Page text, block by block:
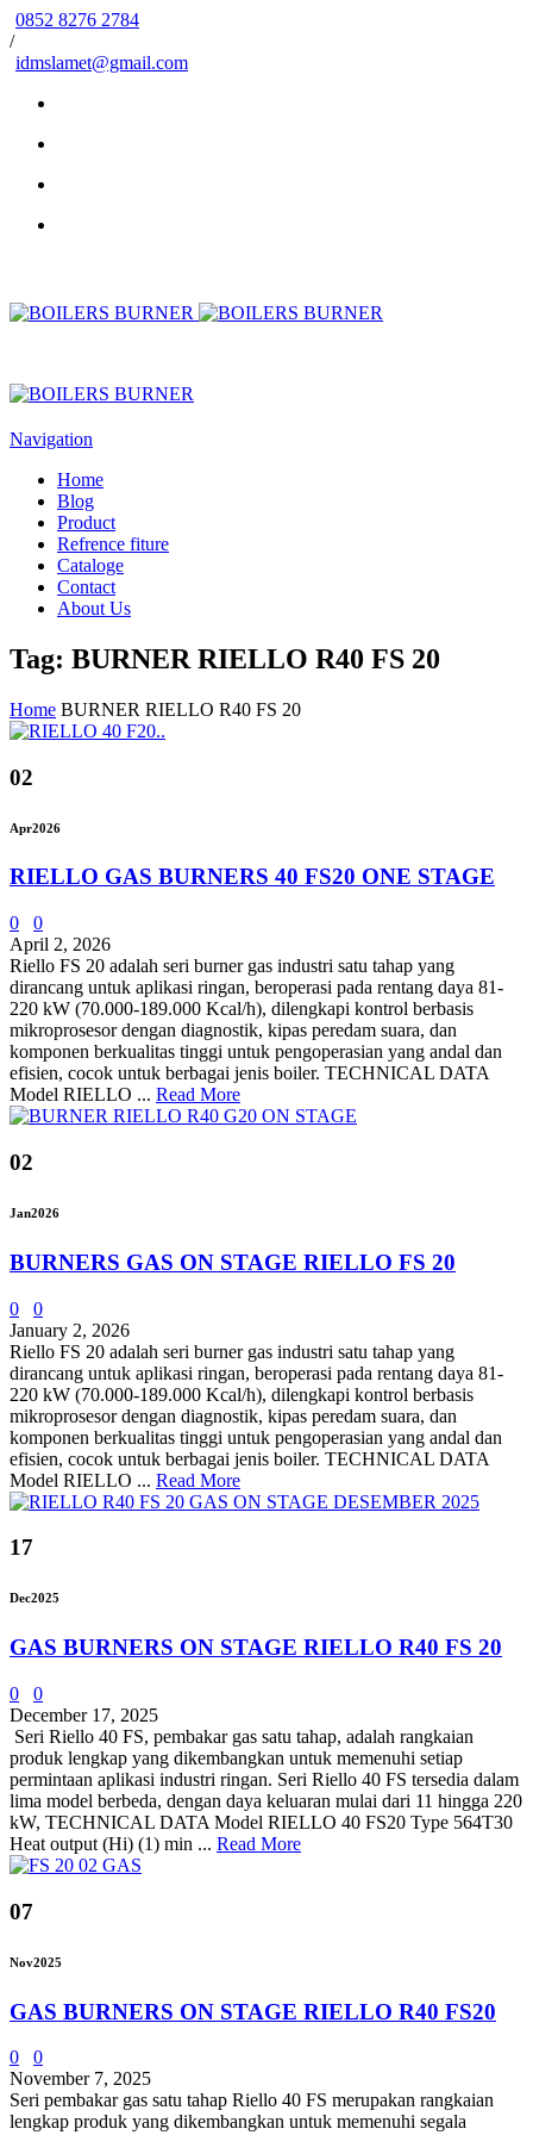
0852 8276 2784
/
idmslamet@gmail.com
Navigation
Home
Blog
Product
Refrence fiture
Cataloge
Contact
About Us
Tag: BURNER RIELLO R40 FS 20
Home BURNER RIELLO R40 FS 20
02
Apr2026
RIELLO GAS BURNERS 40 FS20 ONE STAGE
0
0
April 2, 2026
Riello FS 20 adalah seri burner gas industri satu tahap yang
dirancang untuk aplikasi ringan, beroperasi pada rentang daya 81-
220 kW (70.000-189.000 Kcal/h), dilengkapi kontrol berbasis
mikroprosesor dengan diagnostik, kipas peredam suara, dan
komponen berkualitas tinggi untuk pengoperasian yang andal dan
efisien, cocok untuk berbagai jenis boiler. TECHNICAL DATA
Model RIELLO ... Read More
02
Jan2026
BURNERS GAS ON STAGE RIELLO FS 20
0
0
January 2, 2026
Riello FS 20 adalah seri burner gas industri satu tahap yang
dirancang untuk aplikasi ringan, beroperasi pada rentang daya 81-
220 kW (70.000-189.000 Kcal/h), dilengkapi kontrol berbasis
mikroprosesor dengan diagnostik, kipas peredam suara, dan
komponen berkualitas tinggi untuk pengoperasian yang andal dan
efisien, cocok untuk berbagai jenis boiler. TECHNICAL DATA
Model RIELLO ... Read More
17
Dec2025
GAS BURNERS ON STAGE RIELLO R40 FS 20
0
0
December 17, 2025
Seri Riello 40 FS, pembakar gas satu tahap, adalah rangkaian
produk lengkap yang dikembangkan untuk memenuhi setiap
permintaan aplikasi industri ringan. Seri Riello 40 FS tersedia dalam
lima model berbeda, dengan daya keluaran mulai dari 11 hingga 220
kW, TECHNICAL DATA Model RIELLO 40 FS20 Type 564T30
Heat output (Hi) (1) min ... Read More
07
Nov2025
GAS BURNERS ON STAGE RIELLO R40 FS20
0
0
November 7, 2025
Seri pembakar gas satu tahap Riello 40 FS merupakan rangkaian
lengkap produk yang dikembangkan untuk memenuhi segala